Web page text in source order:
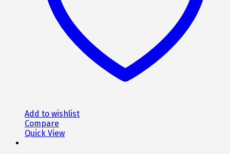
στη
σελίδα
του
προϊόντος
Add to wishlist
Compare
Quick View